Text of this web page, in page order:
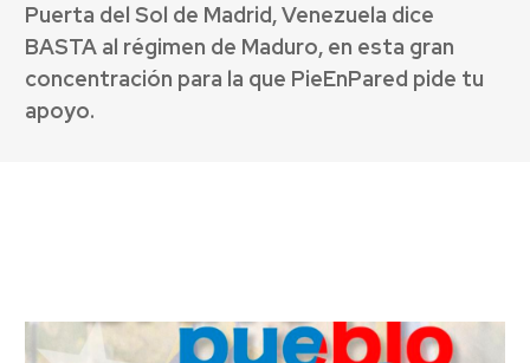
Puerta del Sol de Madrid, Venezuela dice
BASTA al régimen de Maduro, en esta gran
concentración para la que PieEnPared pide tu
apoyo.